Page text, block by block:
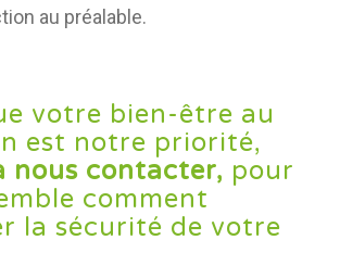
au préalable.
votre bien-être au
est notre priorité,
nous contacter, pour
comment
la sécurité de votre